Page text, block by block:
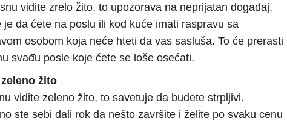
vidite zrelo žito, to upozorava na neprijatan događaj.
je da ćete na poslu ili kod kuće imati raspravu sa
osobom koja neće hteti da vas sasluša. To će prerasti
svađu posle koje ćete se loše osećati.
žito
vidite zeleno žito, to savetuje da budete strpljivi.
ste sebi dali rok da nešto završite i želite po svaku cenu